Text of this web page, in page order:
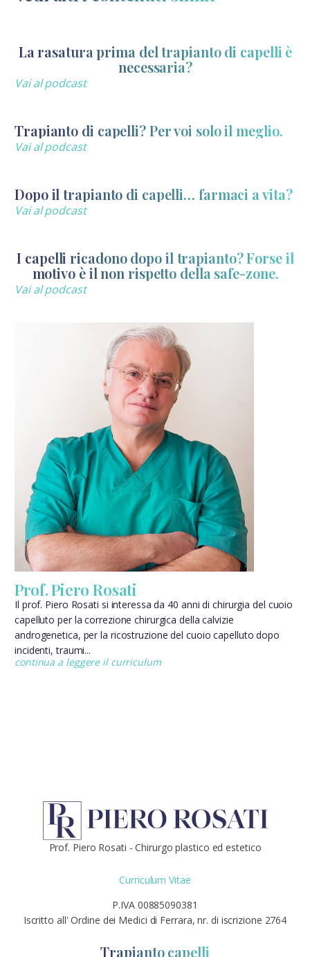
La rasatura prima del trapianto di capelli è
necessaria?
Vai al podcast
Trapianto di capelli? Per voi solo il meglio.
Vai al podcast
Dopo il trapianto di capelli… farmaci a vita?
Vai al podcast
I capelli ricadono dopo il trapianto? Forse il
motivo è il non rispetto della safe-zone.
Vai al podcast
Prof. Piero Rosati
Il prof. Piero Rosati si interessa da 40 anni di chirurgia del cuoio
capelluto per la correzione chirurgica della calvizie
androgenetica, per la ricostruzione del cuoio capelluto dopo
incidenti, traumi...
continua a leggere il curriculum
Prof. Piero Rosati - Chirurgo plastico ed estetico
Curriculum Vitae
P.IVA 00885090381
Iscritto all' Ordine dei Medici di Ferrara, nr. di iscrizione 2764
Trapianto capelli